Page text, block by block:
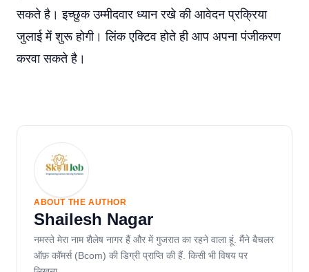
सकते है। इच्छुक उम्मीदवार ध्यान रखे की आवेदन प्रक्रिया
जुलाई में शुरू होगी। लिंक एक्टिव होते ही आप अपना पंजीकरण
करवा सकते है।
ABOUT THE AUTHOR
Shailesh Nagar
नमस्ते मेरा नाम शैलेष नागर हैं और में गुजरात का रहने वाला हूं. मैंने बैचलर
ऑफ़ कॉमर्स (Bcom) की डिग्री प्राप्ति की हैं. किसी भी विषय पर